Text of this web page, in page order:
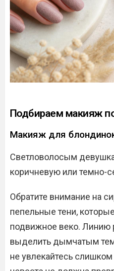
Подбираем макияж
Макияж для
Светловолосым
коричневую или темно-
Обратите внимание на
пепельные тени,
подвижное веко. Линию
выделить дымчатым
не увлекайтесь